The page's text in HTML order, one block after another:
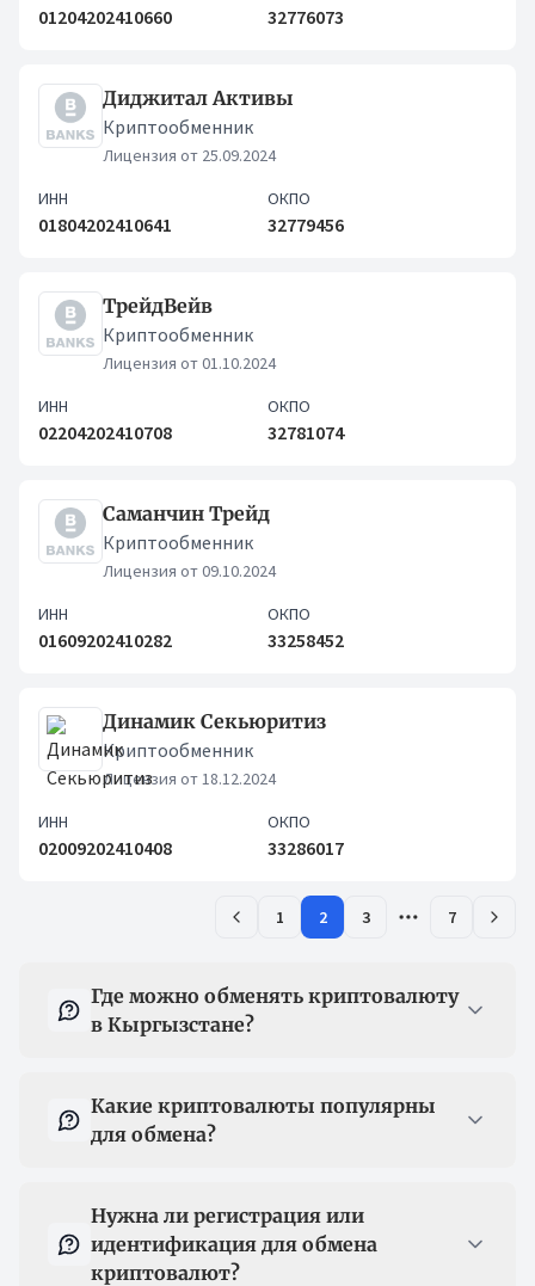
01204202410660 32776073
Диджитал Активы
Криптообменник
Лицензия от 25.09.2024
ИНН
01804202410641
ОКПО
32779456
ТрейдВейв
Криптообменник
Лицензия от 01.10.2024
ИНН
02204202410708
ОКПО
32781074
Саманчин Трейд
Криптообменник
Лицензия от 09.10.2024
ИНН
01609202410282
ОКПО
33258452
Динамик Секьюритиз
Криптообменник
Лицензия от 18.12.2024
ИНН
02009202410408
ОКПО
33286017
1 2 3 7
Где можно обменять криптовалюту
в Кыргызстане?
Какие криптовалюты популярны
для обмена?
Нужна ли регистрация или
идентификация для обмена
криптовалют?